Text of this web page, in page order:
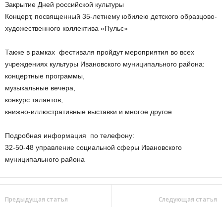
Закрытие Дней российской культуры
Концерт, посвященный 35-летнему юбилею детского образцово-
художественного коллектива «Пульс»
Также в рамках фестиваля пройдут мероприятия во всех
учреждениях культуры Ивановского муниципального района:
концертные программы,
музыкальные вечера,
конкурс талантов,
книжно-иллюстративные выставки и многое другое
Подробная информация по телефону:
32-50-48 управление социальной сферы Ивановского
муниципального района
Предыдущая статья Следующая статья